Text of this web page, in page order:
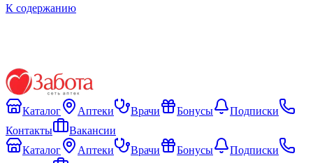
К содержанию
Каталог Аптеки Врачи Бонусы
Подписки
Контакты
Вакансии
Каталог
Аптеки Врачи Бонусы
Подписки